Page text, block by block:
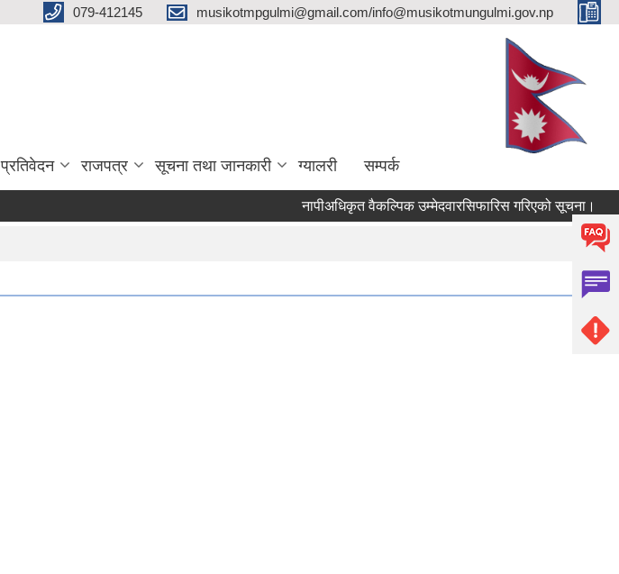
079-412145 musikotmpgulmi@gmail.com/info@musikotmungulmi.gov.np
प्रतिवेदन राजपत्र सूचना तथा जानकारी ग्यालरी सम्पर्क
नापीअधिकृत वैकल्पिक उम्मेदवारसिफारिस गरिएको सूचना।